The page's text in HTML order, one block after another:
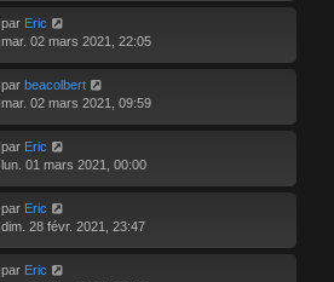
par Eric
mar. 02 mars 2021, 22:05
par beacolbert
mar. 02 mars 2021, 09:59
par Eric
lun. 01 mars 2021, 00:00
par Eric
dim. 28 févr. 2021, 23:47
par Eric